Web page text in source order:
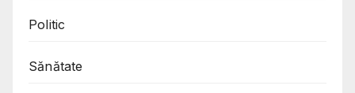
Politic
Sănătate